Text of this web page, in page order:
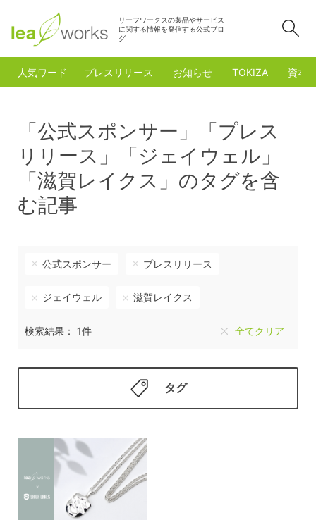
リーフワークスの製品やサービス
に関する情報を発信する公式ブロ
グ
人気ワード プレスリリース お知らせ TOKIZA 資本
「公式スポンサー」「プレス
リリース」「ジェイウェル」
「滋賀レイクス」のタグを含
む記事
公式スポンサー プレスリリース
ジェイウェル 滋賀レイクス
検索結果： 1件 全てクリア
タグ